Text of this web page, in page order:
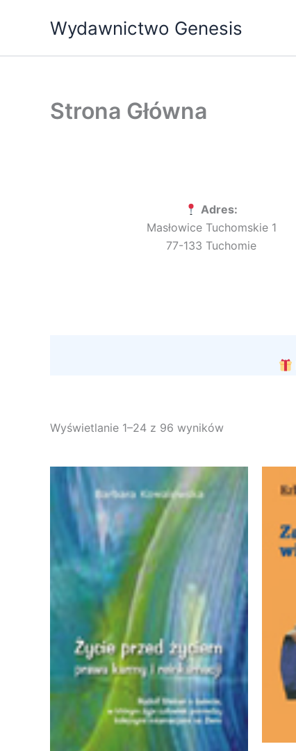
Wydawnictwo Genesis
Strona Główna
Adres:
Masłowice Tuchomskie 1
77-133 Tuchomie
Wyświetlanie 1–24 z 96 wyników